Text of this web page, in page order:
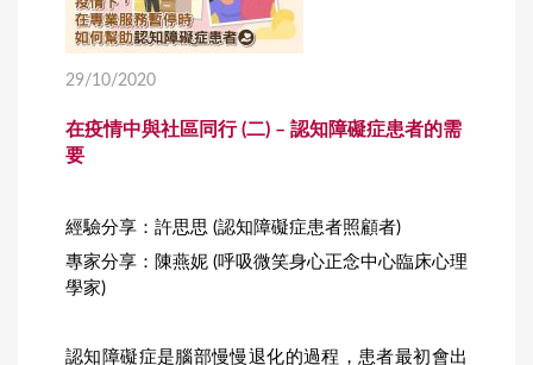
29/10/2020
在疫情中與社區同行 (二) – 認知障礙症患者的需
要
經驗分享：許思思 (認知障礙症患者照顧者)
專家分享：陳燕妮 (呼吸微笑身心正念中心臨床心理
學家)
認知障礙症是腦部慢慢退化的過程，患者最初會出